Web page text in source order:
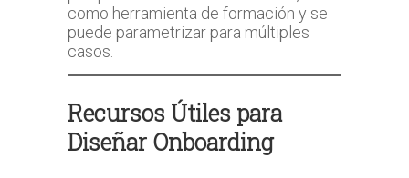
como herramienta de formación y se
puede parametrizar para múltiples
casos.
Recursos Útiles para
Diseñar Onboarding